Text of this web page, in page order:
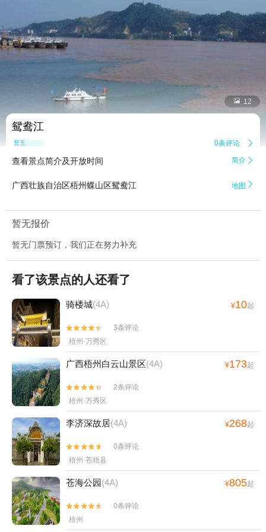
 12
鸳鸯江
暂无点评 0条评论 
查看景点简介及开放时间 简介 
广西壮族自治区梧州蝶山区鸳鸯江 地图 
暂无报价
暂无门票预订，我们正在努力补充
看了该景点的人还看了
骑楼城(4A) ¥10起


3条评论
梧州·万秀区
广西梧州白云山景区(4A) ¥173起


2条评论
梧州·万秀区
李济深故居(4A) ¥268起


0条评论
梧州·苍梧县
苍海公园(4A) ¥805起


0条评论
梧州